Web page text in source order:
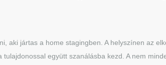
aki jártas a home stagingben. A helyszínen az
együtt szanálásba kezd. A nem